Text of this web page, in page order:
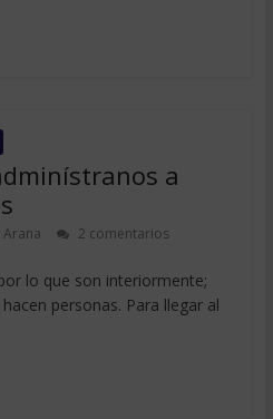
a
2 comentarios
lo que son interiormente;
personas. Para llegar al